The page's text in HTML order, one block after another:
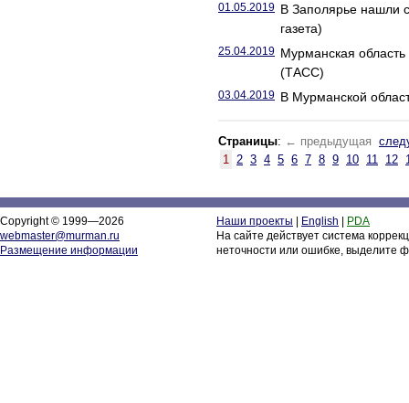
01.05.2019 В Заполярье нашли
газета)
25.04.2019 Мурманская
(ТАСС)
03.04.2019 В Мурманской
Страницы: ← предыдущая
1 2 3 4 5 6 7 8 9 10 11 12
Copyright © 1999—2026
webmaster@murman.ru
Размещение информации
Наши проекты English
PDA
На сайте действует система
неточности или ошибке, выделите